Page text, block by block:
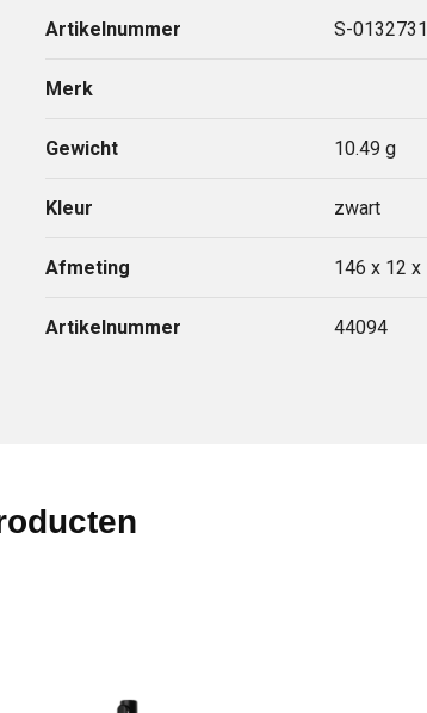
Artikelnummer S-
Merk
Gewicht 10.49 g
Kleur zwart
Afmeting 146 x 12 x
Artikelnummer 44094